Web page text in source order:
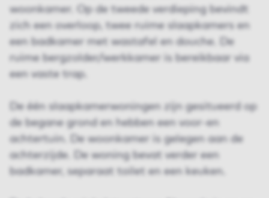
woonkamer. Op de tweede verdieping bevindt
zich een overloop, twee ruime slaapkamers en
een badkamer met wastafel en douche. De
ruime bergzolder/werkkamer is bereikbaar via
een vaste trap.
De één slaapkamerwoningen zijn gesitueerd op
de begane grond en hebben een voor-en
achtertuin. De woonkamer is gelegen aan de
achterzijde. De woning bevat verder een
badkamer, separaat toilet en een keuken.